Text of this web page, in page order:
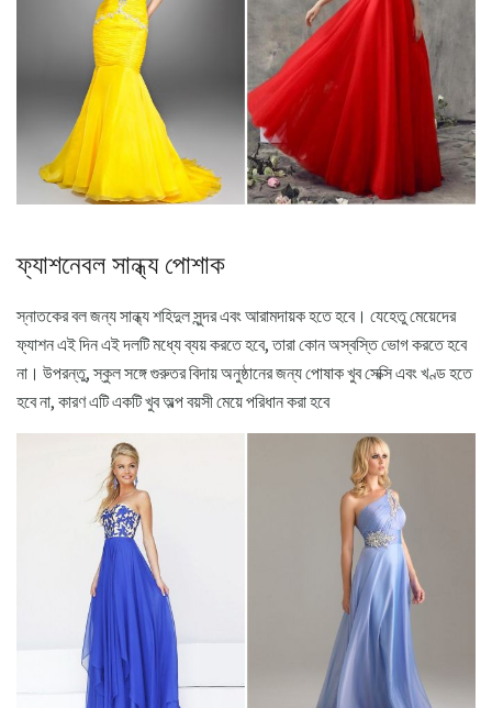
ফ্যাশনেবল সান্ধ্য পোশাক
স্নাতকের বল জন্য সান্ধ্য শহিদুল সুন্দর এবং আরামদায়ক হতে হবে। যেহেতু মেয়েদের
ফ্যাশন এই দিন এই দলটি মধ্যে ব্যয় করতে হবে, তারা কোন অস্বস্তি ভোগ করতে হবে
না। উপরন্তু, স্কুল সঙ্গে গুরুতর বিদায় অনুষ্ঠানের জন্য পোষাক খুব সেক্সি এবং খণ্ড হতে
হবে না, কারণ এটি একটি খুব অল্প বয়সী মেয়ে পরিধান করা হবে